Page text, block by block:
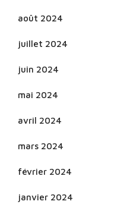
août 2024
juillet 2024
juin 2024
mai 2024
avril 2024
mars 2024
février 2024
janvier 2024